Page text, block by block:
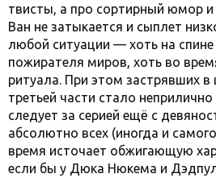
твисты, а про сортирный юмор и
Ван не затыкается и сыплет
любой ситуации — хоть на спине
пожирателя миров, хоть во
ритуала. При этом застрявших
третьей части стало
следует за серией ещё с
абсолютно всех (иногда и
время источает обжигающую
если бы у Дюка Нюкема и